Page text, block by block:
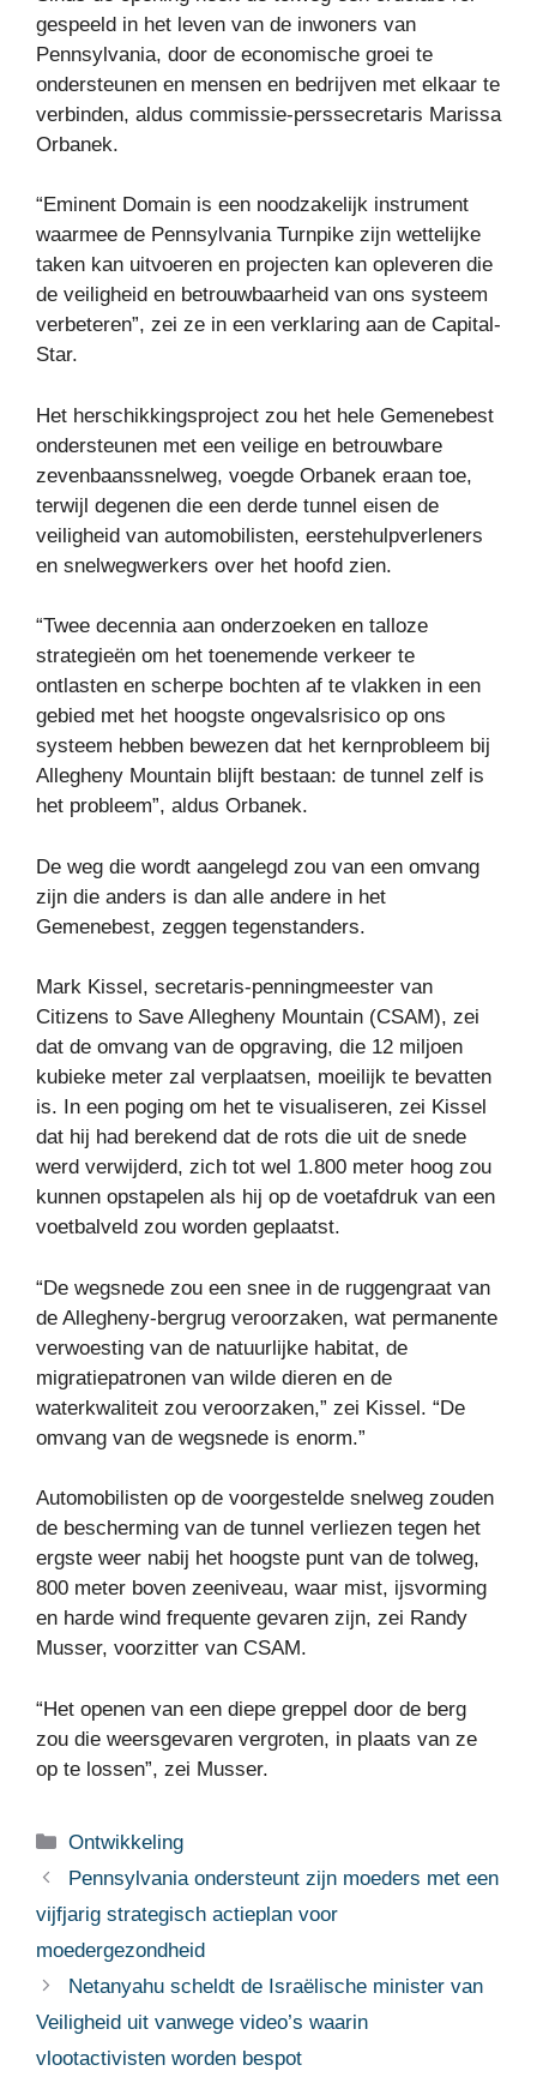
gespeeld in het leven van de inwoners van
Pennsylvania, door de economische groei te
ondersteunen en mensen en bedrijven met elkaar te
verbinden, aldus commissie-perssecretaris Marissa
Orbanek.
“Eminent Domain is een noodzakelijk instrument
waarmee de Pennsylvania Turnpike zijn wettelijke
taken kan uitvoeren en projecten kan opleveren die
de veiligheid en betrouwbaarheid van ons systeem
verbeteren”, zei ze in een verklaring aan de Capital-
Star.
Het herschikkingsproject zou het hele Gemenebest
ondersteunen met een veilige en betrouwbare
zevenbaanssnelweg, voegde Orbanek eraan toe,
terwijl degenen die een derde tunnel eisen de
veiligheid van automobilisten, eerstehulpverleners
en snelwegwerkers over het hoofd zien.
“Twee decennia aan onderzoeken en talloze
strategieën om het toenemende verkeer te
ontlasten en scherpe bochten af ​​te vlakken in een
gebied met het hoogste ongevalsrisico op ons
systeem hebben bewezen dat het kernprobleem bij
Allegheny Mountain blijft bestaan: de tunnel zelf is
het probleem”, aldus Orbanek.
De weg die wordt aangelegd zou van een omvang
zijn die anders is dan alle andere in het
Gemenebest, zeggen tegenstanders.
Mark Kissel, secretaris-penningmeester van
Citizens to Save Allegheny Mountain (CSAM), zei
dat de omvang van de opgraving, die 12 miljoen
kubieke meter zal verplaatsen, moeilijk te bevatten
is. In een poging om het te visualiseren, zei Kissel
dat hij had berekend dat de rots die uit de snede
werd verwijderd, zich tot wel 1.800 meter hoog zou
kunnen opstapelen als hij op de voetafdruk van een
voetbalveld zou worden geplaatst.
“De wegsnede zou een snee in de ruggengraat van
de Allegheny-bergrug veroorzaken, wat permanente
verwoesting van de natuurlijke habitat, de
migratiepatronen van wilde dieren en de
waterkwaliteit zou veroorzaken,” zei Kissel. “De
omvang van de wegsnede is enorm.”
Automobilisten op de voorgestelde snelweg zouden
de bescherming van de tunnel verliezen tegen het
ergste weer nabij het hoogste punt van de tolweg,
800 meter boven zeeniveau, waar mist, ijsvorming
en harde wind frequente gevaren zijn, zei Randy
Musser, voorzitter van CSAM.
“Het openen van een diepe greppel door de berg
zou die weersgevaren vergroten, in plaats van ze
op te lossen”, zei Musser.
Categorieën
Ontwikkeling
Pennsylvania ondersteunt zijn moeders met een
vijfjarig strategisch actieplan voor
moedergezondheid
Netanyahu scheldt de Israëlische minister van
Veiligheid uit vanwege video’s waarin
vlootactivisten worden bespot